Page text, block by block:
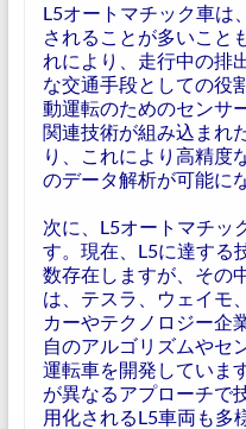
L5オートマチック車は
されることが多いこと
れにより、走行中の排
な交通手段としての役
動運転のためのセンサ
関連技術が組み込まれ
り、これにより高精度
のデータ解析が可能に
次に、L5オートマチッ
す。現在、L5に達する
数存在しますが、その
は、テスラ、ウェイモ
カーやテクノロジー企
自のアルゴリズムやセ
運転車を開発していま
が異なるアプローチで
用化されるL5車両も多